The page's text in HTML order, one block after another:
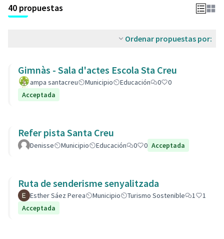
40 propuestas
Ordenar propuestas por:
Gimnàs - Sala d'actes Escola Sta Creu
ampa santacreu Municipio Educación 0
0
Acceptada
Refer pista Santa Creu
Denisse Municipio Educación 0 0 Acceptada
Ruta de senderisme senyalitzada
Esther Sáez Perea Municipio Turismo Sostenible 1
1
Acceptada